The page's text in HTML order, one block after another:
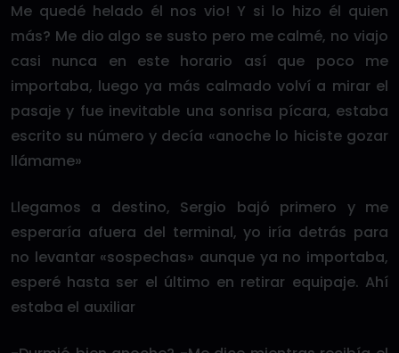
Me quedé helado él nos vio! Y si lo hizo él quien
más? Me dio algo se susto pero me calmé, no viajo
casi nunca en este horario así que poco me
importaba, luego ya más calmado volví a mirar el
pasaje y fue inevitable una sonrisa pícara, estaba
escrito su número y decía «anoche lo hiciste gozar
llámame»
Llegamos a destino, Sergio bajó primero y me
esperaría afuera del terminal, yo iría detrás para
no levantar «sospechas» aunque ya no importaba,
esperé hasta ser el último en retirar equipaje. Ahí
estaba el auxiliar